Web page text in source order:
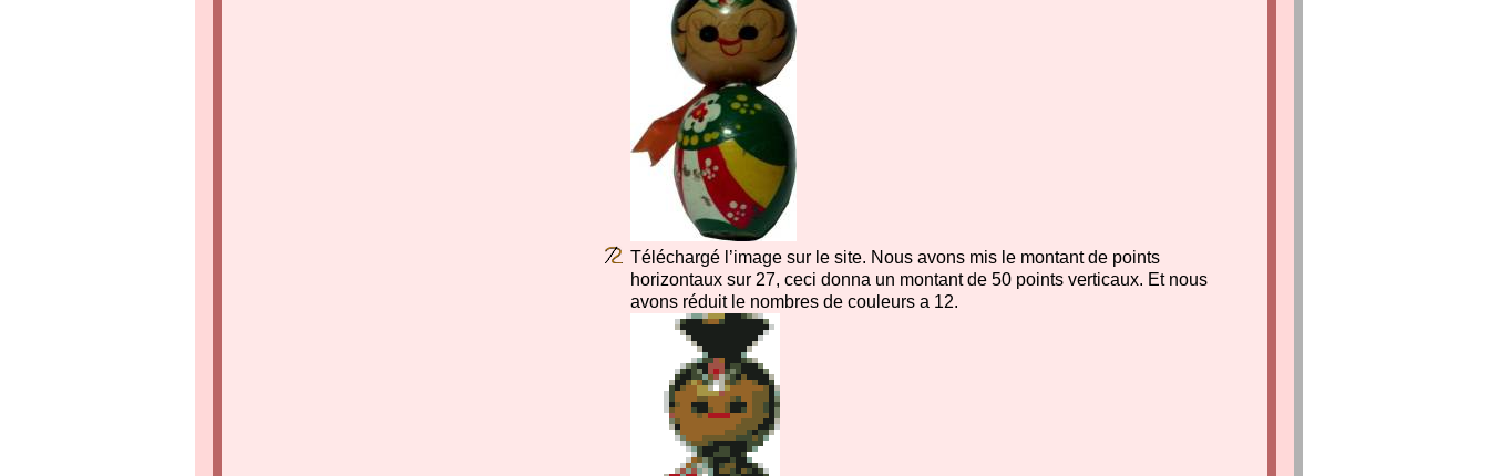
Téléchargé l’image sur le site. Nous avons mis le montant de points
horizontaux sur 27, ceci donna un montant de 50 points verticaux. Et nous
avons réduit le nombres de couleurs a 12.